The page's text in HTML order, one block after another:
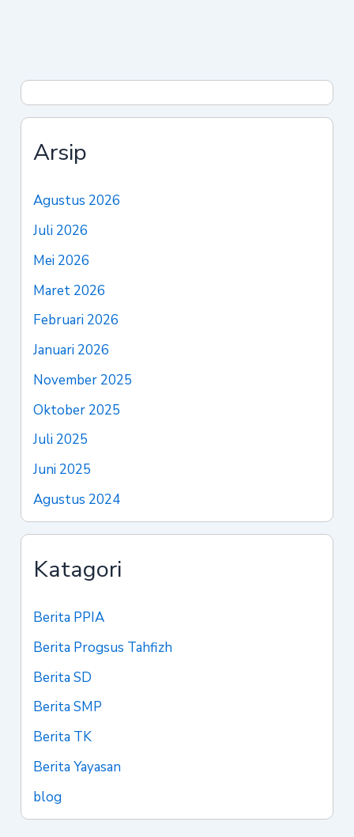
Arsip
Agustus 2026
Juli 2026
Mei 2026
Maret 2026
Februari 2026
Januari 2026
November 2025
Oktober 2025
Juli 2025
Juni 2025
Agustus 2024
Katagori
Berita PPIA
Berita Progsus Tahfizh
Berita SD
Berita SMP
Berita TK
Berita Yayasan
blog